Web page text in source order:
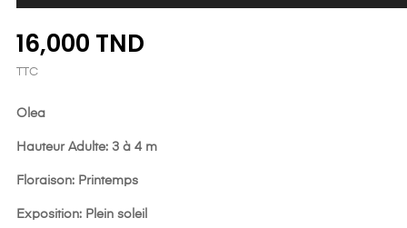
16,000 TND
TTC
Olea
Hauteur Adulte: 3 à 4 m
Floraison: Printemps
Exposition: Plein soleil